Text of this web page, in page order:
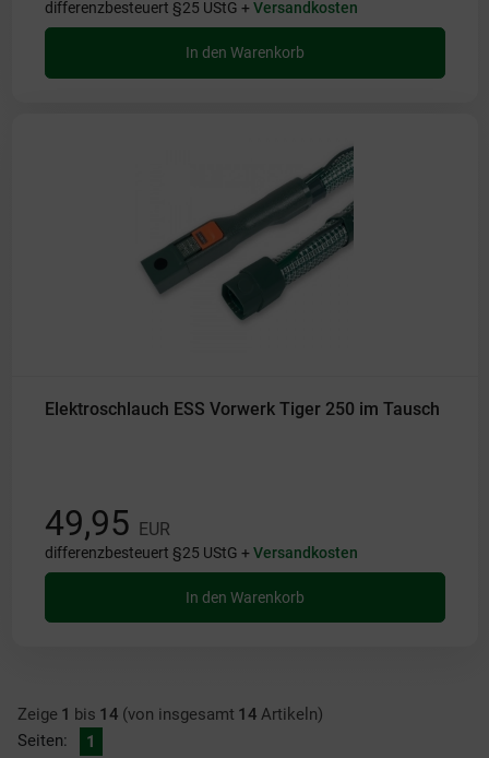
differenzbesteuert §25 UStG +Versandkosten
In den Warenkorb
Elektroschlauch ESS Vorwerk Tiger 250 im Tausch
49,95 EUR
differenzbesteuert §25 UStG +Versandkosten
In den Warenkorb
Zeige 1 bis 14 (von insgesamt 14 Artikeln)
Seiten:
1